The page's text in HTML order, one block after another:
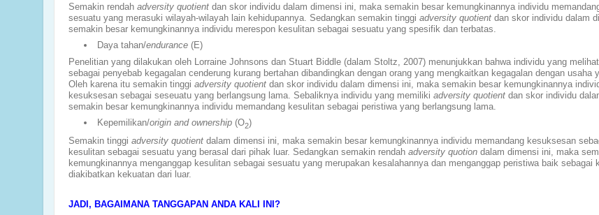
Semakin rendah adversity quotient dan skor individu dalam dimensi ini, maka semakin besar kemungkinannya individu
sesuatu yang merasuki wilayah-wilayah lain kehidupannya. Sedangkan semakin tinggi adversity quotient dan skor individu dalam
semakin besar kemungkinannya individu merespon kesulitan sebagai sesuatu yang spesifik dan terbatas.
Daya tahan/endurance (E)
Penelitian yang dilakukan oleh Lorraine Johnsons dan Stuart Biddle (dalam Stoltz, 2007) menunjukkan bahwa individu yang
sebagai penyebab kegagalan cenderung kurang bertahan dibandingkan dengan orang yang mengkaitkan kegagalan dengan usaha
Oleh karena itu semakin tinggi adversity quotient dan skor individu dalam dimensi ini, maka semakin besar kemungkinannya
kesuksesan sebagai seseuatu yang berlangsung lama. Sebaliknya individu yang memiliki adversity quotient dan skor individu
semakin besar kemungkinannya individu memandang kesulitan sebagai peristiwa yang berlangsung lama.
Kepemilikan/origin and ownership (O2)
Semakin tinggi adversity quotient dalam dimensi ini, maka semakin besar kemungkinannya individu memandang kesuksesan
kesulitan sebagai sesuatu yang berasal dari pihak luar. Sedangkan semakin rendah adversity quotion dalam dimensi ini, maka
kemungkinannya menganggap kesulitan sebagai sesuatu yang merupakan kesalahannya dan menganggap peristiwa baik sebagai
diakibatkan kekuatan dari luar.
JADI, BAGAIMANA TANGGAPAN ANDA KALI INI?